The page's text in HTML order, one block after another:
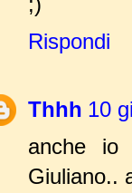
Rispondi
Thhh 10
anche io
Giuliano..